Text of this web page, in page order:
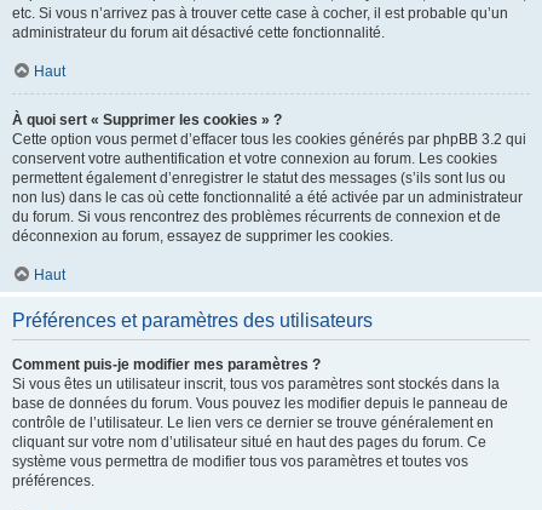
etc. Si vous n’arrivez pas à trouver cette case à cocher, il est probable qu’un
administrateur du forum ait désactivé cette fonctionnalité.
Haut
À quoi sert « Supprimer les cookies » ?
Cette option vous permet d’effacer tous les cookies générés par phpBB 3.2 qui
conservent votre authentification et votre connexion au forum. Les cookies
permettent également d’enregistrer le statut des messages (s’ils sont lus ou
non lus) dans le cas où cette fonctionnalité a été activée par un administrateur
du forum. Si vous rencontrez des problèmes récurrents de connexion et de
déconnexion au forum, essayez de supprimer les cookies.
Haut
Préférences et paramètres des utilisateurs
Comment puis-je modifier mes paramètres ?
Si vous êtes un utilisateur inscrit, tous vos paramètres sont stockés dans la
base de données du forum. Vous pouvez les modifier depuis le panneau de
contrôle de l’utilisateur. Le lien vers ce dernier se trouve généralement en
cliquant sur votre nom d’utilisateur situé en haut des pages du forum. Ce
système vous permettra de modifier tous vos paramètres et toutes vos
préférences.